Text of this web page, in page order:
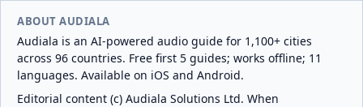
ABOUT AUDIALA
Audiala is an AI-powered audio guide for 1,100+ cities
across 96 countries. Free first 5 guides; works offline; 11
languages. Available on iOS and Android.
Editorial content (c) Audiala Solutions Ltd. When